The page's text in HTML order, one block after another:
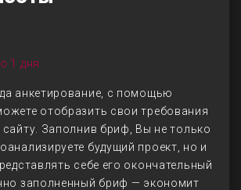
1 дня
анкетирование, с помощью
отобразить свои требования
Заполнив бриф, Вы не только
будущий проект, но и
себе его окончательный
заполненный бриф — экономит